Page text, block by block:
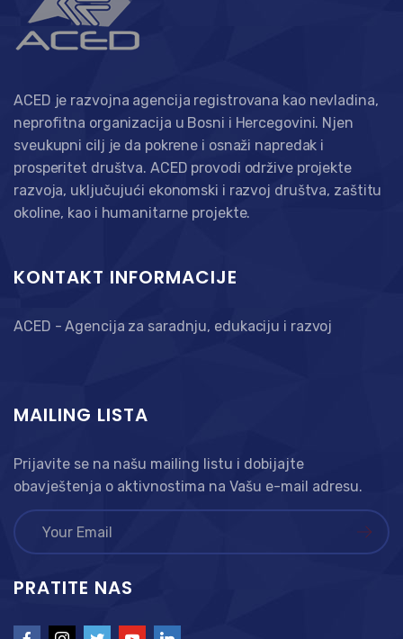
ACED je razvojna agencija registrovana kao nevladina,
neprofitna organizacija u Bosni i Hercegovini. Njen
sveukupni cilj je da pokrene i osnaži napredak i
prosperitet društva. ACED provodi održive projekte
razvoja, uključujući ekonomski i razvoj društva, zaštitu
okoline, kao i humanitarne projekte.
KONTAKT INFORMACIJE
ACED - Agencija za saradnju, edukaciju i razvoj
MAILING LISTA
Prijavite se na našu mailing listu i dobijajte
obavještenja o aktivnostima na Vašu e-mail adresu.
PRATITE NAS